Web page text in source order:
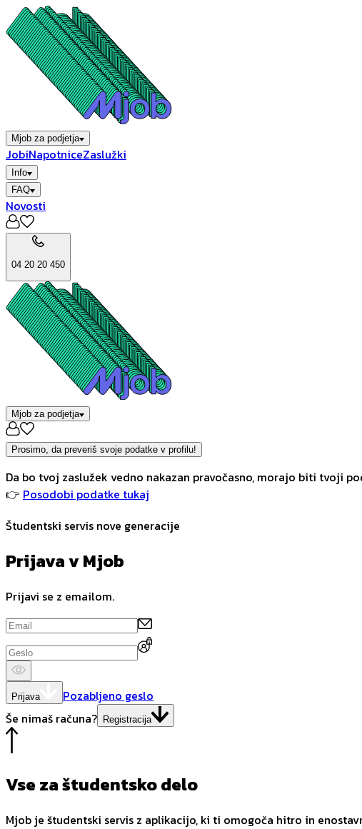
Mjob za podjetja
JobiNapotniceZaslužki
Info
FAQ
Novosti
04 20 20 450
Mjob za podjetja
Prosimo, da preveriš svoje podatke v profilu!
Da bo tvoj zaslužek vedno nakazan pravočasno, morajo biti tvoji
👉 Posodobi podatke tukaj
Študentski servis nove generacije
Prijava v Mjob
Prijavi se z emailom.
Prijava
Pozabljeno geslo
Še nimaš računa? Registracija
Vse za študentsko delo
Mjob je študentski servis z aplikacijo, ki ti omogoča hitro in